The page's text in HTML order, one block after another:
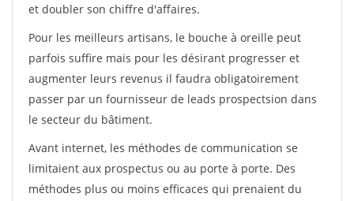
et doubler son chiffre d'affaires.
Pour les meilleurs artisans, le bouche à oreille peut
parfois suffire mais pour les désirant progresser et
augmenter leurs revenus il faudra obligatoirement
passer par un fournisseur de leads prospectsion dans
le secteur du bâtiment.
Avant internet, les méthodes de communication se
limitaient aux prospectus ou au porte à porte. Des
méthodes plus ou moins efficaces qui prenaient du